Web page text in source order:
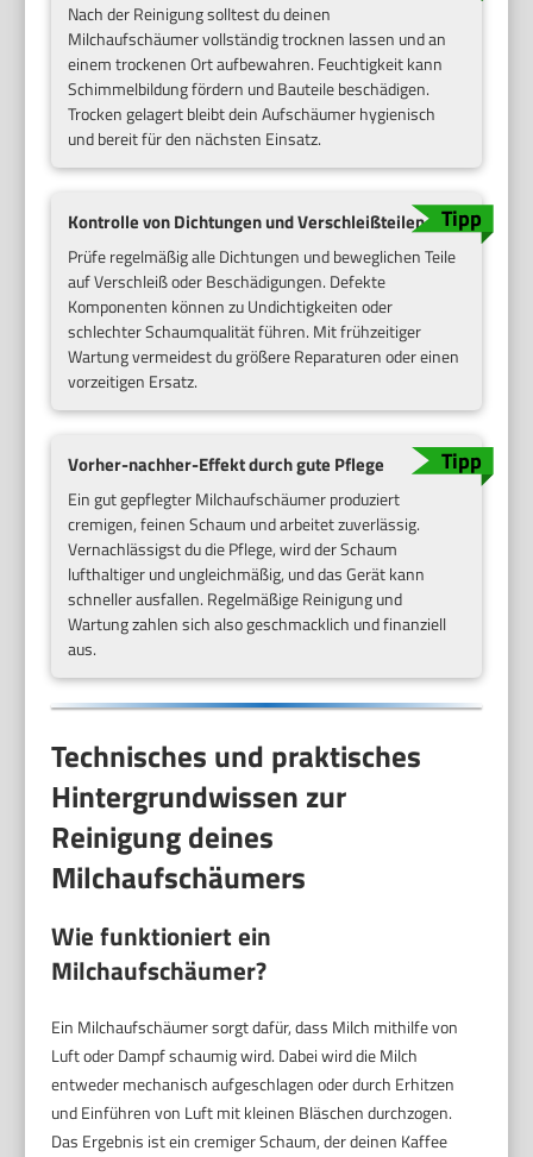
Nach der Reinigung solltest du deinen
Milchaufschäumer vollständig trocknen lassen und an
einem trockenen Ort aufbewahren. Feuchtigkeit kann
Schimmelbildung fördern und Bauteile beschädigen.
Trocken gelagert bleibt dein Aufschäumer hygienisch
und bereit für den nächsten Einsatz.
Kontrolle von Dichtungen und Verschleißteilen
Prüfe regelmäßig alle Dichtungen und beweglichen Teile
auf Verschleiß oder Beschädigungen. Defekte
Komponenten können zu Undichtigkeiten oder
schlechter Schaumqualität führen. Mit frühzeitiger
Wartung vermeidest du größere Reparaturen oder einen
vorzeitigen Ersatz.
Vorher-nachher-Effekt durch gute Pflege
Ein gut gepflegter Milchaufschäumer produziert
cremigen, feinen Schaum und arbeitet zuverlässig.
Vernachlässigst du die Pflege, wird der Schaum
lufthaltiger und ungleichmäßig, und das Gerät kann
schneller ausfallen. Regelmäßige Reinigung und
Wartung zahlen sich also geschmacklich und finanziell
aus.
Technisches und praktisches
Hintergrundwissen zur
Reinigung deines
Milchaufschäumers
Wie funktioniert ein
Milchaufschäumer?
Ein Milchaufschäumer sorgt dafür, dass Milch mithilfe von
Luft oder Dampf schaumig wird. Dabei wird die Milch
entweder mechanisch aufgeschlagen oder durch Erhitzen
und Einführen von Luft mit kleinen Bläschen durchzogen.
Das Ergebnis ist ein cremiger Schaum, der deinen Kaffee